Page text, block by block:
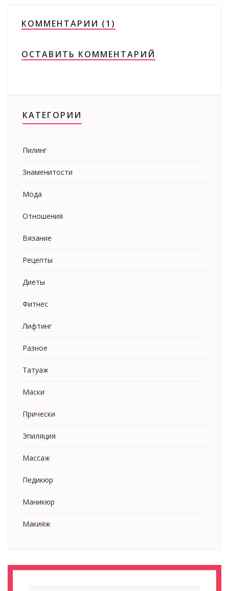
КОММЕНТАРИИ (1)
ОСТАВИТЬ КОММЕНТАРИЙ
КАТЕГОРИИ
Пилинг
Знаменитости
Мода
Отношения
Вязание
Рецепты
Диеты
Фитнес
Лифтинг
Разное
Татуаж
Маски
Прически
Эпиляция
Массаж
Педикюр
Маникюр
Макияж